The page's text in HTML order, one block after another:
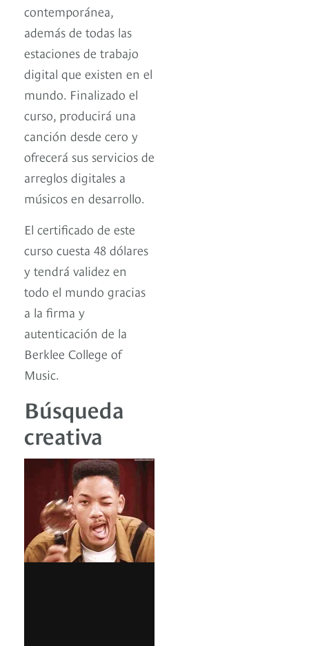
contemporánea,
además de todas las
estaciones de trabajo
digital que existen en el
mundo. Finalizado el
curso, producirá una
canción desde cero y
ofrecerá sus servicios de
arreglos digitales a
músicos en desarrollo.
El certificado de este
curso cuesta 48 dólares
y tendrá validez en
todo el mundo gracias
a la firma y
autenticación de la
Berklee College of
Music.
Búsqueda
creativa